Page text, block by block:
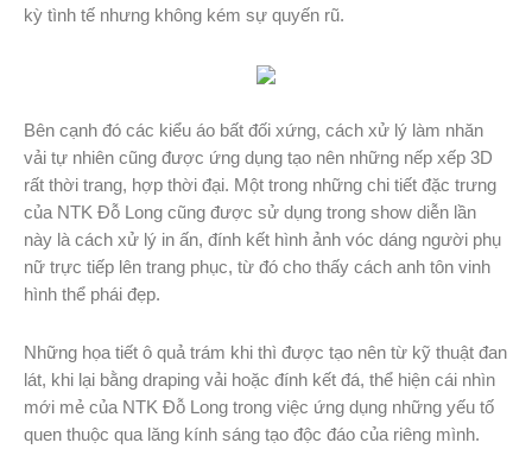
kỳ tình tế nhưng không kém sự quyến rũ.
Bên cạnh đó các kiểu áo bất đối xứng, cách xử lý làm nhăn
vải tự nhiên cũng được ứng dụng tạo nên những nếp xếp 3D
rất thời trang, hợp thời đại. Một trong những chi tiết đặc trưng
của NTK Đỗ Long cũng được sử dụng trong show diễn lần
này là cách xử lý in ấn, đính kết hình ảnh vóc dáng người phụ
nữ trực tiếp lên trang phục, từ đó cho thấy cách anh tôn vinh
hình thể phái đẹp.
Những họa tiết ô quả trám khi thì được tạo nên từ kỹ thuật đan
lát, khi lại bằng draping vải hoặc đính kết đá, thể hiện cái nhìn
mới mẻ của NTK Đỗ Long trong việc ứng dụng những yếu tố
quen thuộc qua lăng kính sáng tạo độc đáo của riêng mình.